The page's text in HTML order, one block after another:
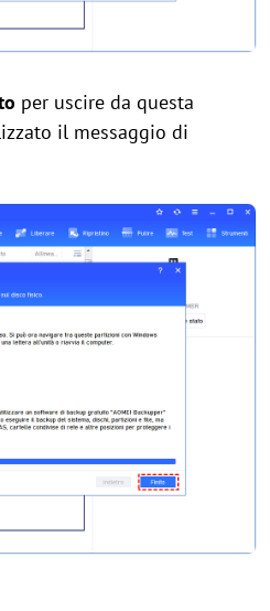
per uscire da questa
il messaggio di